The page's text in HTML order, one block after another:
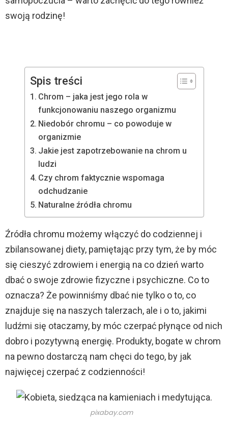
swoją rodzinę!
Spis treści
Chrom – jaka jest jego rola w
funkcjonowaniu naszego organizmu
Niedobór chromu – co powoduje w
organizmie
Jakie jest zapotrzebowanie na chrom u
ludzi
Czy chrom faktycznie wspomaga
odchudzanie
Naturalne źródła chromu
Źródła chromu możemy włączyć do codziennej i
zbilansowanej diety, pamiętając przy tym, że by móc
się cieszyć zdrowiem i energią na co dzień warto
dbać o swoje zdrowie fizyczne i psychiczne. Co to
oznacza? Że powinniśmy dbać nie tylko o to, co
znajduje się na naszych talerzach, ale i o to, jakimi
ludźmi się otaczamy, by móc czerpać płynące od nich
dobro i pozytywną energię. Produkty, bogate w chrom
na pewno dostarczą nam chęci do tego, by jak
najwięcej czerpać z codzienności!
pixabay.com